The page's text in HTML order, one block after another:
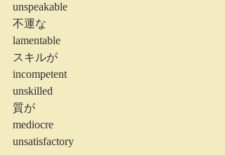
unspeakable
不運な
lamentable
スキルが
incompetent
unskilled
質が
mediocre
unsatisfactory